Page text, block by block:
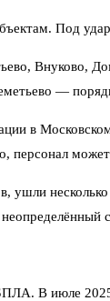
Под
Внуково,
—
в
персонал
В июле